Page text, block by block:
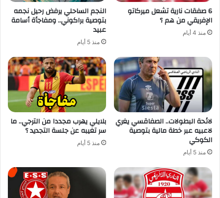
6 صفقات نارية تشعل ميركاتو
الإفريقي من هم ؟
منذ 4 أيام
النجم الساحلي يرفض رحيل نجمه
بتوصية براكوني.. ومفاجأة أسامة
عبيد
منذ 5 أيام
لائحة البطولات.. الصفاقسي يغري
لاعبيه عبر خطة مالية بتوصية
الكوكي
منذ 5 أيام
بلايلي يهرب مجددا من الترجي.. ما
سر تغيبه عن جلسة التجديد ؟
منذ 5 أيام